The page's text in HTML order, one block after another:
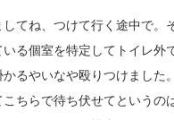
てね、つけて行く途中で
る個室を特定してトイレ
るやいなや殴りつけまし
ちらで待ち伏せてという